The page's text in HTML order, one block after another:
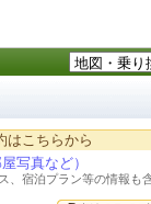
はこちらから
写真など）
、宿泊プラン等の情報も